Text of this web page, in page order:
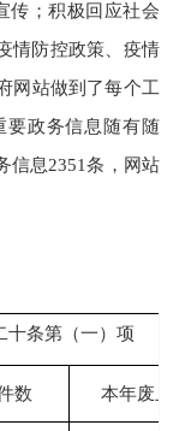
传 ；积极回应社会
情防控政策、疫情
网站做到了每个工
要政务信息随有随
信息2351条，网站
十条第（一）项
数 本年废止